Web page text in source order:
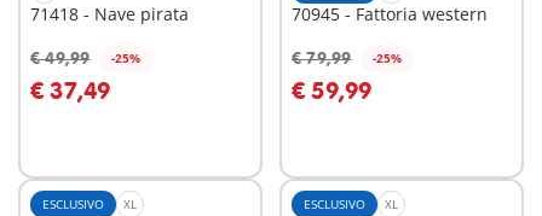
71418 - Nave pirata
€ 49,99 -25%
€ 37,49
Aggiungi al carrello
70945 - Fattoria western
€ 79,99 -25%
€ 59,99
Aggiungi al carrello
ESCLUSIVO XL ESCLUSIVO XL